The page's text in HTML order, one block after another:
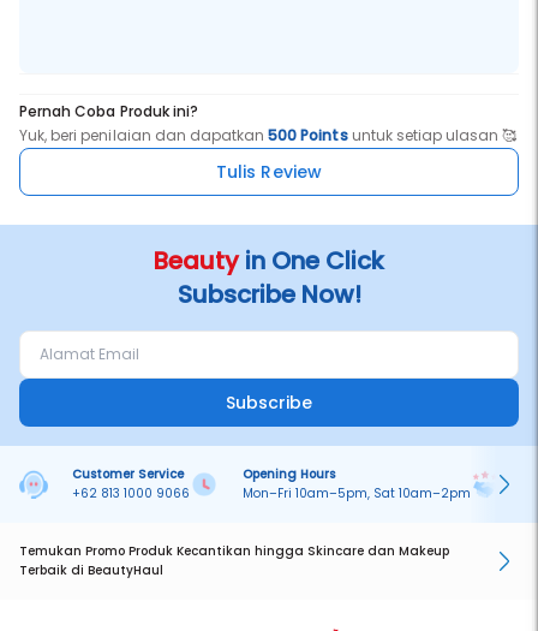
Pernah Coba Produk ini?
Yuk, beri penilaian dan dapatkan500 Pointsuntuk setiap ulasan 🥰
Tulis Review
Beautyin One Click
Subscribe Now!
Subscribe
Customer Service
+62 813 1000 9066
Opening Hours
Mon–Fri 10am–5pm, Sat 10am–2pm
Temukan Promo Produk Kecantikan hingga Skincare dan Makeup
Terbaik di BeautyHaul